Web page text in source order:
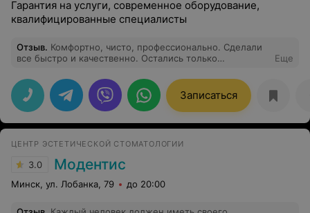
Гарантия на услуги, современное оборудование,
квалифицированные специалисты
Отзыв. Комфортно, чисто, профессионально. Сделали
все быстро и качественно. Остались только
Еще
Записаться
ЦЕНТР ЭСТЕТИЧЕСКОЙ СТОМАТОЛОГИИ
3.0 Модентис
Минск, ул. Лобанка, 79 до 20:00